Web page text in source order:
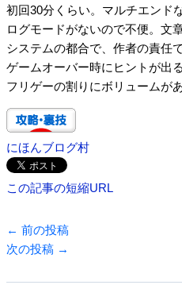
初回30分くらい。マルチエンド
ログモードがないので不便。文
システムの都合で、作者の責任
ゲームオーバー時にヒントが出
フリゲーの割りにボリュームがあ
にほんブログ村
この記事の短縮URL
← 前の投稿
次の投稿 →